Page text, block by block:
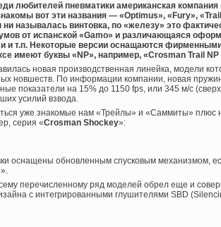
любителей пневматики американская
вот эти названия — «Optimus», «Fury»,
ни называлась винтовка, по «железу» это
от испанской «Gamo» и различающаяся
и т.п. Некоторые версии оснащаются
имеют буквы «NP», например, «Crosman Trail NP
новая производственная линейка, модели
новшеств. По информации компании, новая
показатели на 15% до 1150 fps, или 345 м/с
усилий взвода.
уже знакомые нам «Трейлы» и «Саммиты» плюс
серия «Crosman Shockey»:
оснащены обновленным спусковым механизмом,
перечисленному ряд моделей обрел еще и
с интегрированными глушителями SBD